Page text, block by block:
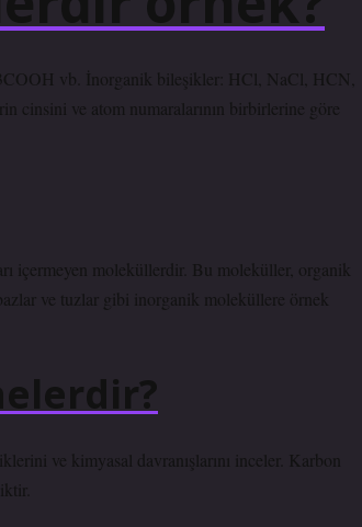
vb. İnorganik bileşikler: HCl, NaCl, HCN,
ve atom numaralarının birbirlerine göre
içermeyen moleküllerdir. Bu moleküller, organik
ve tuzlar gibi inorganik moleküllere örnek
ve kimyasal davranışlarını inceler. Karbon